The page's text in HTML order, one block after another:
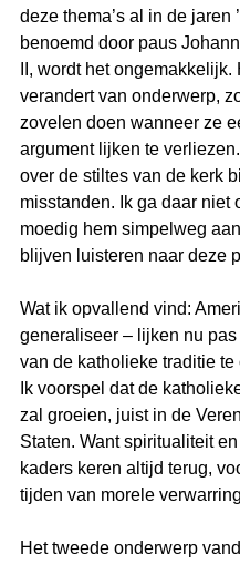
deze thema’s al in de jaren
benoemd door paus
II, wordt het ongemakkelijk.
verandert van onderwerp,
zovelen doen wanneer ze
argument lijken te
over de stiltes van de kerk
misstanden. Ik ga daar niet
moedig hem simpelweg
blijven luisteren naar deze
Wat ik opvallend vind:
generaliseer – lijken nu
van de katholieke traditie te
Ik voorspel dat de
zal groeien, juist in de
Staten. Want spiritualiteit
kaders keren altijd terug,
tijden van morele
Het tweede onderwerp